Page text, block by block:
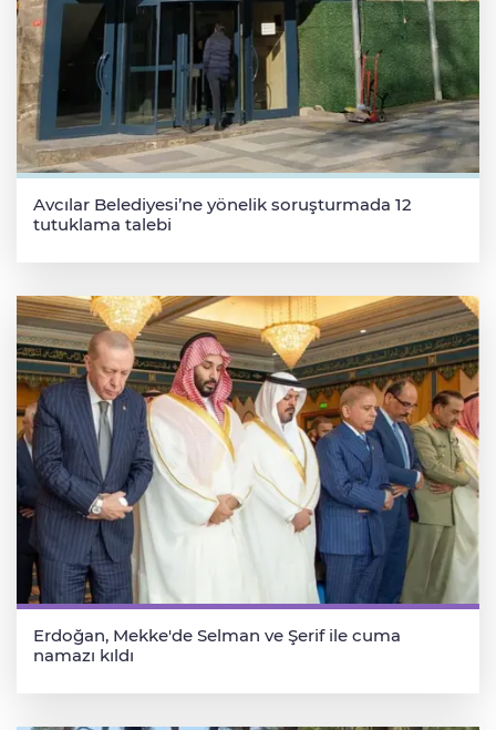
Avcılar Belediyesi’ne yönelik soruşturmada 12
tutuklama talebi
Erdoğan, Mekke'de Selman ve Şerif ile cuma
namazı kıldı